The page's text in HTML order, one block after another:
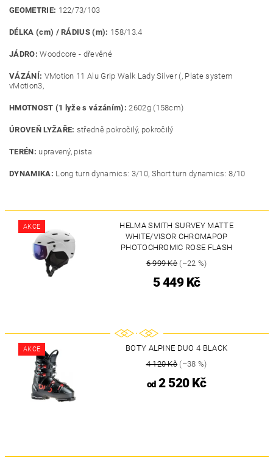
GEOMETRIE: 122/73/103
DÉLKA (cm) / RÁDIUS (m): 158/13.4
JÁDRO:Woodcore - dřevěné
VÁZÁNÍ: VMotion 11 Alu Grip Walk Lady Silver (, Plate system
vMotion3,
HMOTNOST (1 lyže s vázáním):2602g (158cm)
ÚROVEŇ LYŽAŘE: středně pokročilý, pokročilý
TERÉN: upravený, pista
DYNAMIKA: Long turn dynamics: 3/10, Short turn dynamics: 8/10
AKCE
HELMA SMITH SURVEY MATTE
WHITE/VISOR CHROMAPOP
PHOTOCHROMIC ROSE FLASH
6 999 Kč(–22 %)
5 449 Kč
AKCE
BOTY ALPINE DUO 4 BLACK
4 120 Kč(–38 %)
od2 520 Kč